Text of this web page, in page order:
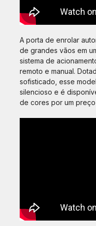
A porta de enrolar
de grandes vãos em
sistema de
remoto e manual.
sofisticado, esse
silencioso e é
de cores por um